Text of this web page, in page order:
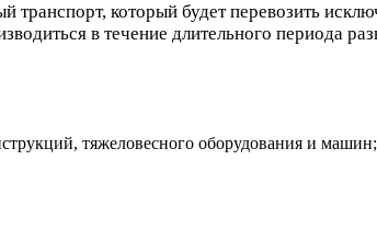
который будет перевозить
в течение длительного периода
тяжеловесного оборудования и машин;